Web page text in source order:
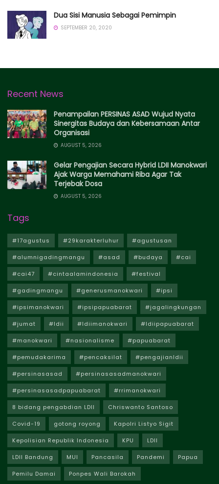
Dua Sisi Manusia Sebagai Pemimpin
SEPTEMBER 20, 2020
Recent News
Penampailan PERSINAS ASAD Wujud Nyata
Sinergitas Budaya dan Kebersamaan Antar
Organisasi
AUGUST 5, 2026
Gelar Pengajian Secara Hybrid LDII Manokwari
Ajak Warga Memahami Riba Agar Tak
Terjebak Dosa
AUGUST 5, 2026
Tags
#17agustus #29karakterluhur #agustusan
#alumnigadingmangu #asad #budaya #cai
#cai47 #cintaalamindonesia #festival
#gadingmangu #generusmanokwari #ipsi
#ipsimanokwari #ipsipapuabarat #jagalingkungan
#jumat #ldii #ldiimanokwari #ldiipapuabarat
#manokwari #nasionalisme #papuabarat
#pemudakarima #pencaksilat #pengajianldii
#persinasasad #persinasasadmanokwari
#persinasasadpapuabarat #rrimanokwari
8 bidang pengabdian LDII Chriswanto Santoso
Covid-19 gotong royong Kapolri Listyo Sigit
Kepolisian Republik Indonesia KPU LDII
LDII Bandung MUI Pancasila Pandemi Papua
Pemilu Damai Ponpes Wali Barokah